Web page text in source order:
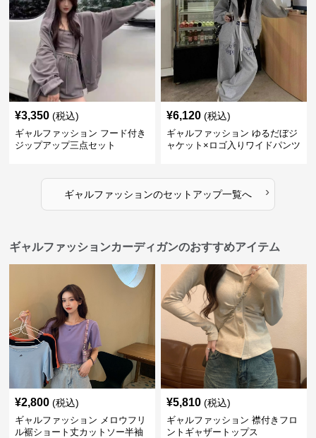
¥3,350 (税込)
ギャルファッション フード付き
ジップアップ三点セット
¥6,120 (税込)
ギャルファッション ゆるだぼジ
ャケット×ロゴ入りワイドパンツ
ギャルファッションのセットアップ一覧へ ›
ギャルファッションカーディガンのおすすめアイテム
¥2,800 (税込)
ギャルファッション メロウフリ
ル裾ショート丈カットソー半袖
¥5,810 (税込)
ギャルファッション 襟付きフロ
ントギャザートップス